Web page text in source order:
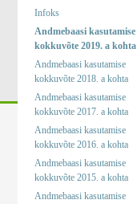
Infoks
Andmebaasi kasutamise
kokkuvõte 2019. a kohta
Andmebaasi kasutamise
kokkuvõte 2018. a kohta
Andmebaasi kasutamise
kokkuvõte 2017. a kohta
Andmebaasi kasutamise
kokkuvõte 2016. a kohta
Andmebaasi kasutamise
kokkuvõte 2015. a kohta
Andmebaasi kasutamise